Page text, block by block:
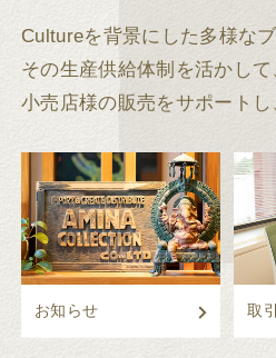
Cultureを背景にした多様な
その生産供給体制を活かして
小売店様の販売をサポートし
お知らせ 取